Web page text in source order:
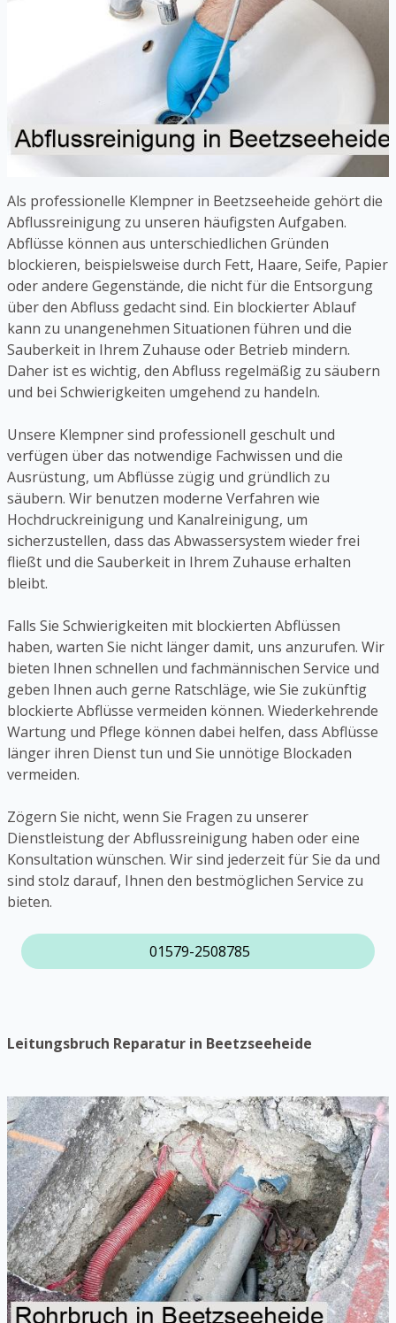
Als professionelle Klempner in Beetzseeheide gehört die
Abflussreinigung zu unseren häufigsten Aufgaben.
Abflüsse können aus unterschiedlichen Gründen
blockieren, beispielsweise durch Fett, Haare, Seife, Papier
oder andere Gegenstände, die nicht für die Entsorgung
über den Abfluss gedacht sind. Ein blockierter Ablauf
kann zu unangenehmen Situationen führen und die
Sauberkeit in Ihrem Zuhause oder Betrieb mindern.
Daher ist es wichtig, den Abfluss regelmäßig zu säubern
und bei Schwierigkeiten umgehend zu handeln.
Unsere Klempner sind professionell geschult und
verfügen über das notwendige Fachwissen und die
Ausrüstung, um Abflüsse zügig und gründlich zu
säubern. Wir benutzen moderne Verfahren wie
Hochdruckreinigung und Kanalreinigung, um
sicherzustellen, dass das Abwassersystem wieder frei
fließt und die Sauberkeit in Ihrem Zuhause erhalten
bleibt.
Falls Sie Schwierigkeiten mit blockierten Abflüssen
haben, warten Sie nicht länger damit, uns anzurufen. Wir
bieten Ihnen schnellen und fachmännischen Service und
geben Ihnen auch gerne Ratschläge, wie Sie zukünftig
blockierte Abflüsse vermeiden können. Wiederkehrende
Wartung und Pflege können dabei helfen, dass Abflüsse
länger ihren Dienst tun und Sie unnötige Blockaden
vermeiden.
Zögern Sie nicht, wenn Sie Fragen zu unserer
Dienstleistung der Abflussreinigung haben oder eine
Konsultation wünschen. Wir sind jederzeit für Sie da und
sind stolz darauf, Ihnen den bestmöglichen Service zu
bieten.
01579-2508785
Leitungsbruch Reparatur in Beetzseeheide